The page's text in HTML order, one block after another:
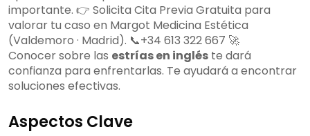
importante. 👉 Solicita Cita Previa Gratuita para
valorar tu caso en Margot Medicina Estética
(Valdemoro · Madrid). 📞+34 613 322 667 🚀
Conocer sobre las estrías en inglés te dará
confianza para enfrentarlas. Te ayudará a encontrar
soluciones efectivas.
Aspectos Clave